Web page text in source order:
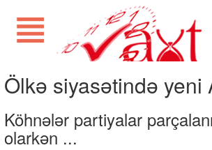
Ölkə siyasətində yeni
Köhnələr partiyalar
olarkən ...